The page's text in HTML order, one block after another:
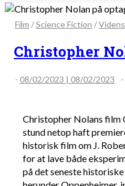
Film /Science Fiction /
Christopher
- 08/02/2023 | 08/02/2023 -
Christopher Nolans film
stund netop haft
historisk film om J.
for at lave både
på det seneste